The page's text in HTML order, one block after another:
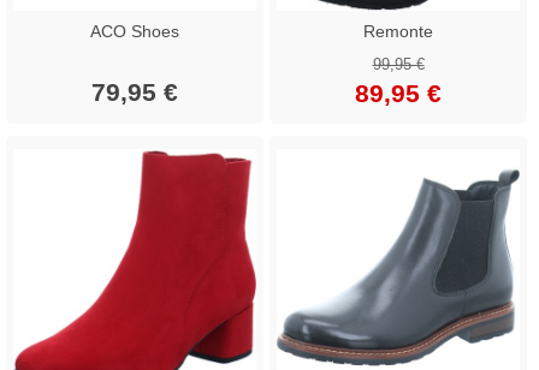
ACO Shoes
79,95 €
Remonte
99,95 €
89,95 €